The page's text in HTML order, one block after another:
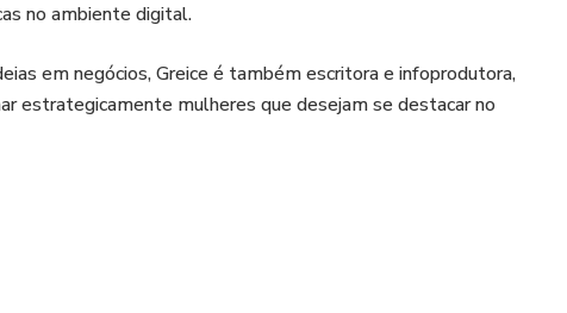
no ambiente digital.
em negócios, Greice é também escritora e infoprodutora,
estrategicamente mulheres que desejam se destacar no